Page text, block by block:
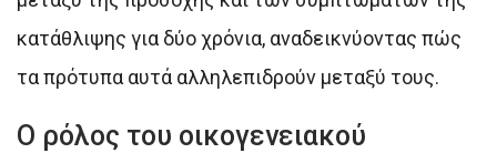
κατάθλιψης για δύο χρόνια, αναδεικνύοντας πώς
τα πρότυπα αυτά αλληλεπιδρούν μεταξύ τους.
Ο ρόλος του οικογενειακού